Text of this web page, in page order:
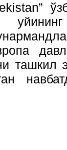
ташкил